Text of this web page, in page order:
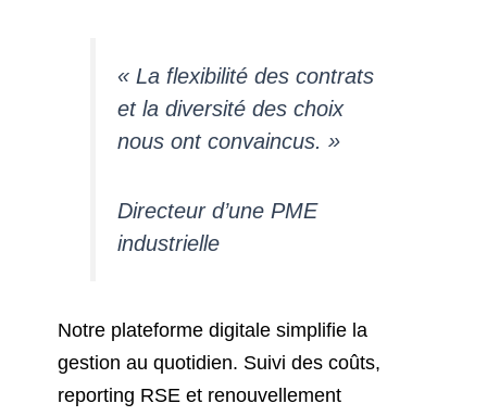
« La flexibilité des contrats
et la diversité des choix
nous ont convaincus. »
Directeur d’une PME
industrielle
Notre plateforme digitale simplifie la
gestion au quotidien. Suivi des coûts,
reporting RSE et renouvellement